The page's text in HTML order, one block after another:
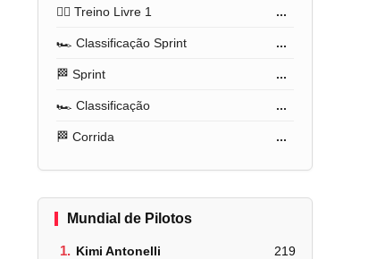
🏋️‍♂️ Treino Livre 1 ...
🏎️ Classificação Sprint ...
🏁 Sprint ...
🏎️ Classificação ...
🏁 Corrida ...
Mundial de Pilotos
1. Kimi Antonelli 219